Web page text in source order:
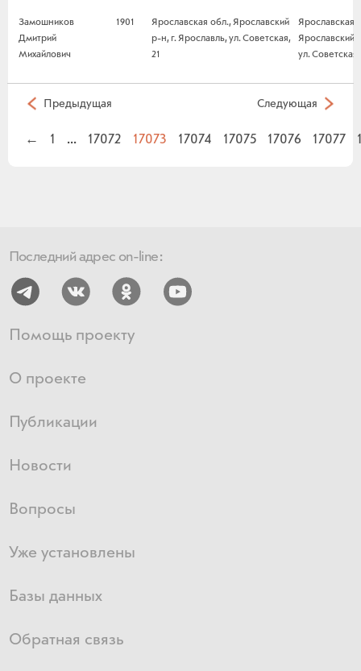
Замошников
Дмитрий
Михайлович
1901
Ярославская обл., Ярославский
р-н, г. Ярославль, ул. Советская,
21
Ярославская
Ярославский
ул. Советская,
Предыдущая Следующая
← 1 ... 17072 17073 17074 17075 17076 17077
Последний адрес on-line:
Помощь проекту
О проекте
Публикации
Новости
Вопросы
Уже установлены
Базы данных
Обратная связь